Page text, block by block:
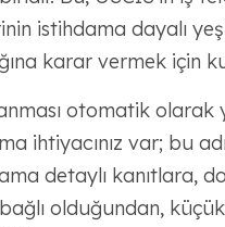
istihdama dayalı
karar vermek için
otomatik olarak
ihtiyacınız var; bu
detaylı kanıtlara,
olduğundan,